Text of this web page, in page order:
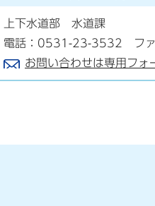
上下水道部 水道課
電話：0531-23-3532 フ
お問い合わせは専用フォ